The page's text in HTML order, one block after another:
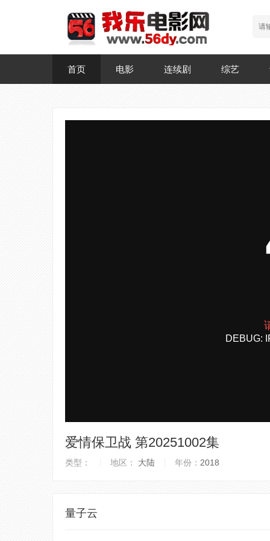
首页 电影 连续剧 综艺
爱情保卫战 第20251002集
类型： 地区： 大陆 年份： 2018
量子云